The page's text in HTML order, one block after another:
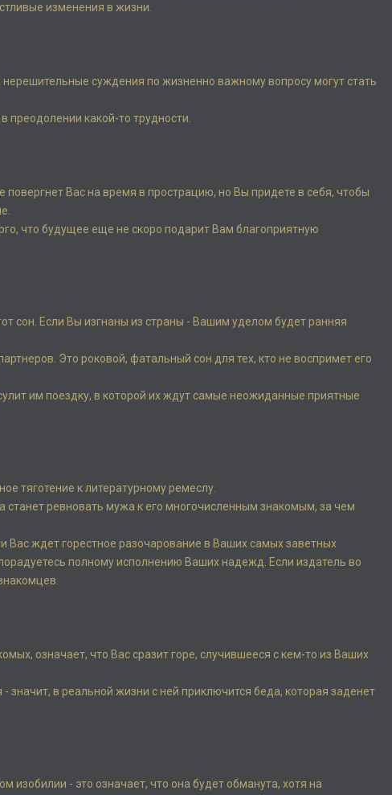
изменения в жизни.
суждения по жизненно важному вопросу могут стать
какой-то трудности.
повергнет Вас на время в прострацию, но Вы придете в себя, чтобы
что будущее еще не скоро подарит Вам благоприятную
сон. Если Вы изгнаны из страны - Вашим уделом будет ранняя
Это роковой, фатальный сон для тех, кто не воспримет его
им поездку, в которой их ждут самые неожиданные приятные
тяготение к литературному ремеслу.
станет ревновать мужа к его многочисленным знакомым, за чем
Вас ждет горестное разочарование в Ваших самых заветных
полному исполнению Ваших надежд. Если издатель во
означает, что Вас сразит горе, случившееся с кем-то из Ваших
значит, в реальной жизни с ней приключится беда, которая заденет
изобилии - это означает, что она будет обманута, хотя на